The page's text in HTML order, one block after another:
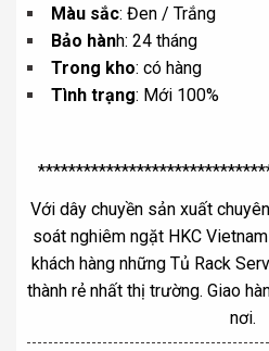
Màu sắc: Đen / Trắng
Bảo hành: 24 tháng
Trong kho: có hàng
Tình trạng: Mới 100%
Với dây chuyền sản xuất
soát nghiêm ngặt HKC
khách hàng những Tủ Rack
thành rẻ nhất thị trường. Giao
nơi.